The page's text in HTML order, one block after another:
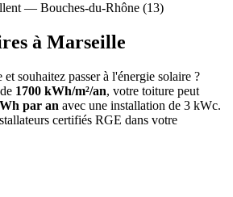
— Bouches-du-Rhône (13)
à Marseille
et souhaitez passer à l'énergie solaire ?
1700 kWh/m²/an, votre toiture peut
par an avec une installation de 3 kWc.
certifiés RGE dans votre